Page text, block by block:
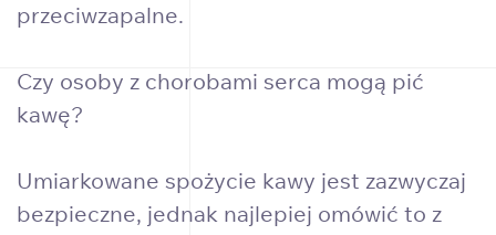
przeciwzapalne.
Czy osoby z chorobami serca mogą pić
kawę?
Umiarkowane spożycie kawy jest zazwyczaj
bezpieczne, jednak najlepiej omówić to z